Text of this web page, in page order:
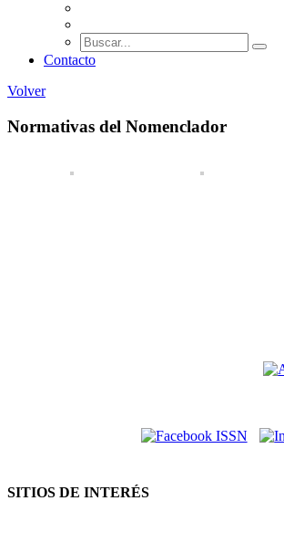
Contacto
Volver
Normativas del Nomenclador
SITIOS DE INTERÉS